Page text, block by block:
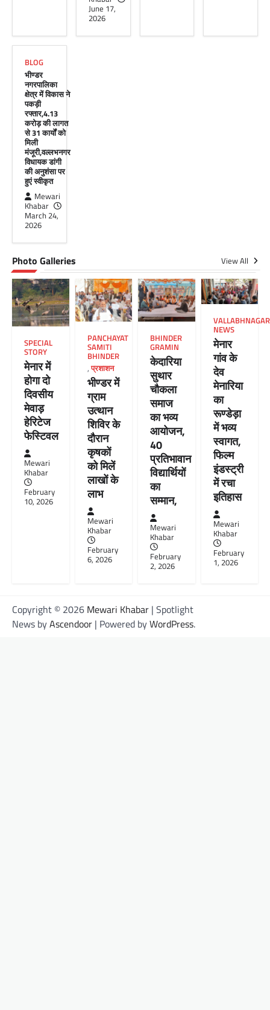
मेवाड़ी खबर@उदयपुर।दूर संचार सलाहकार समिति की
बैठक बुधवार को भारत संचार निगम लिमिटेड बीएसएनएल
June 17,
2026
BLOG
भीण्डर
नगरपालिका
क्षेत्र में विकास ने
पकड़ी
रफ्तार,4.13
करोड़ की लागत
से 31 कार्यों को
मिली
मंजूरी,वल्लभनगर
विधायक डांगी
की अनुशंसा पर
हुएं स्वीकृत
Mewari
Khabar
March 24,
2026
Photo Galleries View All
SPECIAL
STORY
मेनार में
होगा दो
दिवसीय
मेवाड़
हेरिटेज
फेस्टिवल
Mewari
Khabar
February
10, 2026
PANCHAYAT
SAMITI
BHINDER
,प्रशाशन
भीण्डर में
ग्राम
उत्थान
शिविर के
दौरान
कृषकों
को मिलें
लाखों के
लाभ
Mewari
Khabar
February
6, 2026
BHINDER
GRAMIN
केदारिया
सुथार
चौकला
समाज
का भव्य
आयोजन,
40
प्रतिभावान
विद्यार्थियों
का
सम्मान,
Mewari
Khabar
February
2, 2026
VALLABHNAGAR
NEWS
मेनार
गांव के
देव
मेनारिया
का
रूण्डेड़ा
में भव्य
स्वागत,
फिल्म
इंडस्ट्री
में रचा
इतिहास
Mewari
Khabar
February
1, 2026
Copyright © 2026 Mewari Khabar | Spotlight
News byAscendoor | Powered byWordPress.